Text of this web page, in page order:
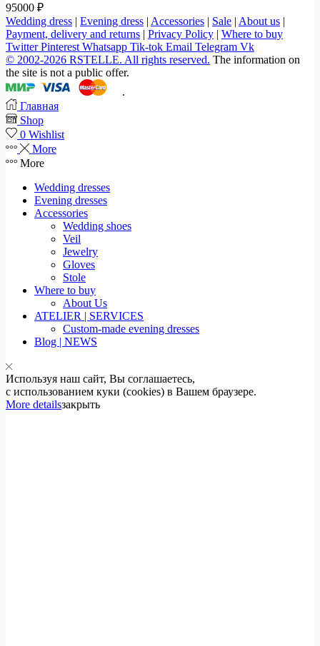
95000 ₽
Wedding dress | Evening dress | Accessories | Sale | About us |
Payment, delivery and returns | Privacy Policy | Where to buy
Twitter Pinterest Whatsapp Tik-tok Email Telegram Vk
© 2002-2026 RSTELLE. All rights reserved. The information on
the site is not a public offer.
.
Главная
Shop
0 Wishlist
More
More
Wedding dresses
Evening dresses
Accessories
Wedding shoes
Veil
Jewelry
Gloves
Stole
Where to buy
About Us
ATELIER | SERVICES
Custom-made evening dresses
Blog | NEWS
Используя наш сайт, Вы соглашаетесь,
с использованием куки (cookies) в Вашем браузере.
More detailsзакрыть